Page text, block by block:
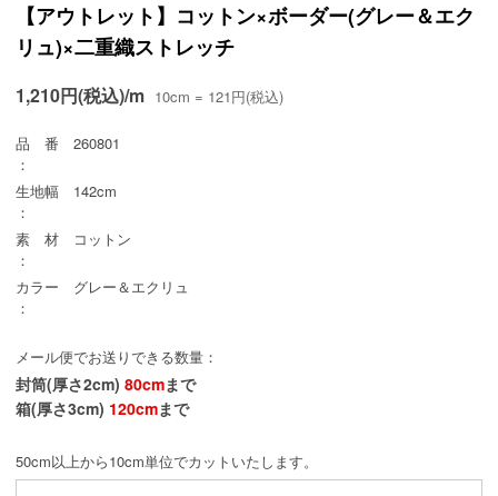
【アウトレット】コットン×ボーダー(グレー＆エク
リュ)×二重織ストレッチ
1,210円(税込)/m 10cm = 121円(税込)
品 番
：
260801
生地幅
：
142cm
素 材
：
コットン
カラー
：
グレー＆エクリュ
メール便でお送りできる数量：
封筒(厚さ2cm) 80cmまで
箱(厚さ3cm) 120cmまで
50cm以上から10cm単位でカットいたします。